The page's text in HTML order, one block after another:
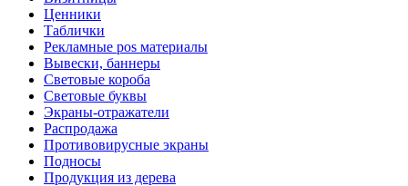
Ценники
Таблички
Рекламные pos материалы
Вывески, баннеры
Световые короба
Световые буквы
Экраны-отражатели
Распродажа
Противовирусные экраны
Подносы
Продукция из дерева